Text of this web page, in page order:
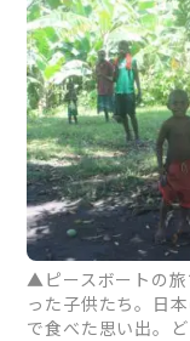
▲ピースボートの
った子供たち。日
で食べた思い出。